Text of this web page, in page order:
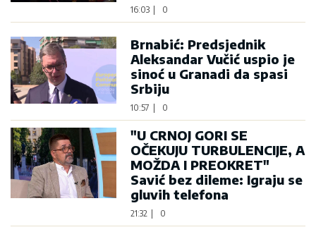
16:03 0
Brnabić: Predsjednik
Aleksandar Vučić uspio je
sinoć u Granadi da spasi
Srbiju
10:57 0
"U CRNOJ GORI SE
OČEKUJU TURBULENCIJE, A
MOŽDA I PREOKRET"
Savić bez dileme: Igraju se
gluvih telefona
21:32 0